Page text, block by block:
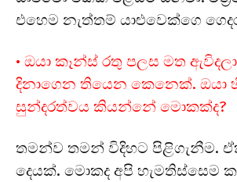
එහෙම නැත්තම් යාළුවෙක්ගෙ
• ඔයා කෑන්ස් රතු පලස මත
දිනාගෙන තියෙන කෙනෙක්. ඔයා
සුන්දරත්වය කියන්නේ මොකක්ද?
තමන්ව තමන් විදිහට පිළිගැනීම.
දෙයක්. මොකද අපි හැමතිස්සෙම